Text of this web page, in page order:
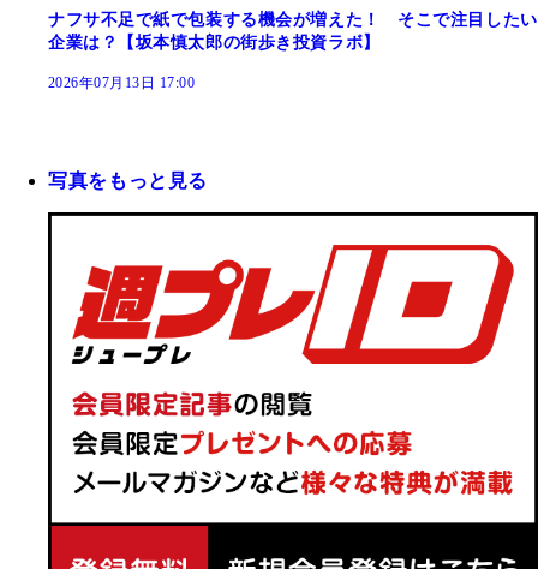
ナフサ不足で紙で包装する機会が増えた！ そこで注目したい
企業は？【坂本慎太郎の街歩き投資ラボ】
2026年07月13日 17:00
写真をもっと見る